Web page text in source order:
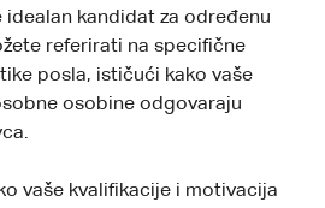
kandidat za određenu
referirati na specifične
posla, ističući kako vaše
osobine odgovaraju
vaše kvalifikacije i motivacija